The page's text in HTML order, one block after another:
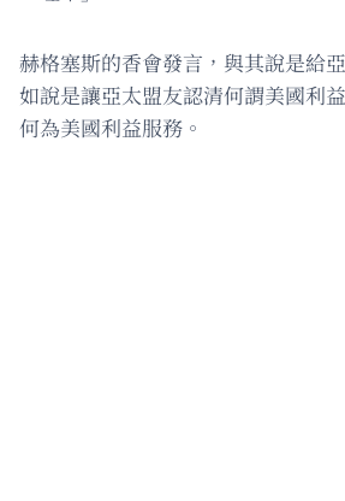
赫格塞斯的香會發言，與其說是給
如說是讓亞太盟友認清何謂美國利
何為美國利益服務。